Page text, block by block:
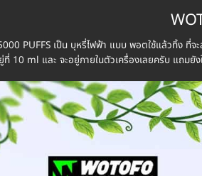
PUFFS เป็น บุหรี่ไฟฟ้า แบบ พอตใช้แล้วทิ้ง ที่จ
ที่ 10 ml และ จะอยู่ภายในตัวเครื่องเลยครับ แถมยั